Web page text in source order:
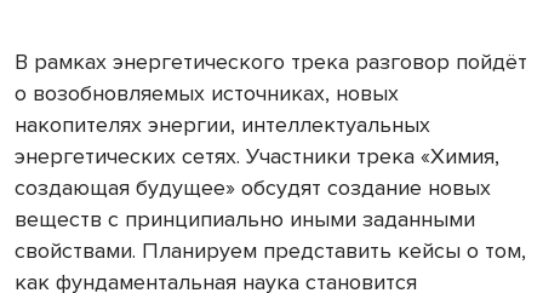
В рамках энергетического трека разговор пойдёт
о возобновляемых источниках, новых
накопителях энергии, интеллектуальных
энергетических сетях. Участники трека «Химия,
создающая будущее» обсудят создание новых
веществ с принципиально иными заданными
свойствами. Планируем представить кейсы о том,
как фундаментальная наука становится